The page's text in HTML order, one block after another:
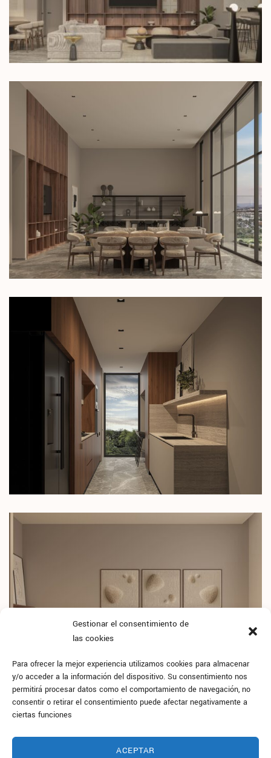
Gestionar el consentimiento de
las cookies
Para ofrecer la mejor experiencia utilizamos cookies para almacenar
y/o acceder a la información del dispositivo. Su consentimiento nos
permitirá procesar datos como el comportamiento de navegación, no
consentir o retirar el consentimiento puede afectar negativamente a
ciertas funciones
ACEPTAR